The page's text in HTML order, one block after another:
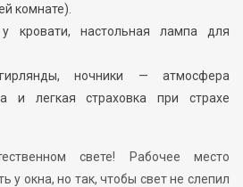
комнате).
кровати, настольная лампа для
ночники — атмосфера
и легкая страховка при страхе
свете! Рабочее место
у окна, но так, чтобы свет не слепил